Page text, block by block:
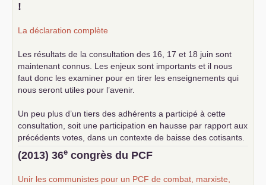
!
La déclaration complète
Les résultats de la consultation des 16, 17 et 18 juin sont
maintenant connus. Les enjeux sont importants et il nous
faut donc les examiner pour en tirer les enseignements qui
nous seront utiles pour l’avenir.
Un peu plus d’un tiers des adhérents a participé à cette
consultation, soit une participation en hausse par rapport aux
précédents votes, dans un contexte de baisse des cotisants.
... lire la suite
(2013) 36e congrès du PCF
Unir les communistes pour un PCF de combat, marxiste,